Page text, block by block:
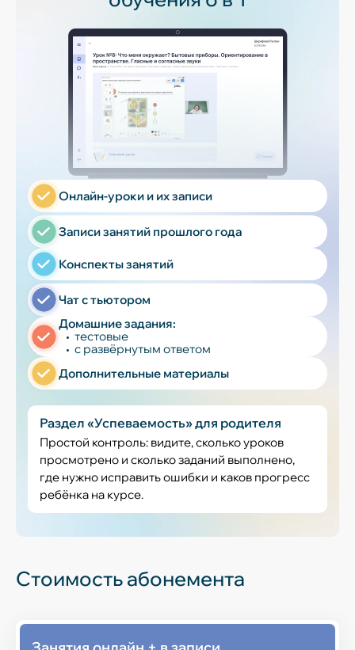
Онлайн-уроки и их записи
Записи занятий прошлого года
Конспекты занятий
Чат с тьютором
Домашние задания:
тестовые
с развёрнутым ответом
Дополнительные материалы
Раздел «Успеваемость» для родителя
Простой контроль: видите, сколько уроков
просмотрено и сколько заданий выполнено,
где нужно исправить ошибки и каков прогресс
ребёнка на курсе.
Стоимость абонемента